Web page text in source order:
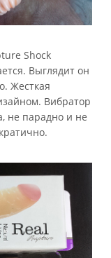
Shock
Выглядит он
Жесткая
Вибратор
не парадно и не